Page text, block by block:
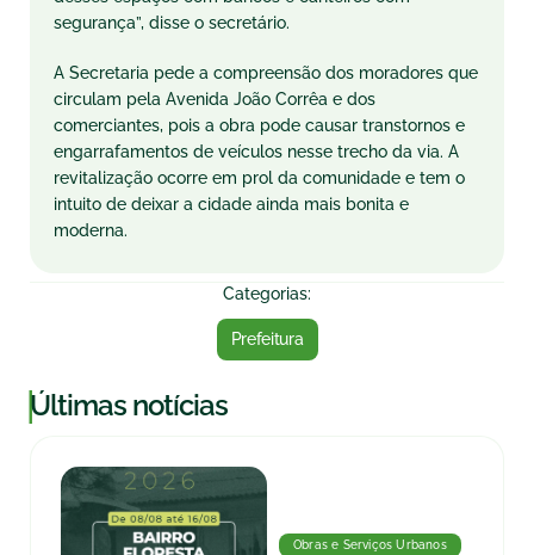
segurança”, disse o secretário.
A Secretaria pede a compreensão dos moradores que
circulam pela Avenida João Corrêa e dos
comerciantes, pois a obra pode causar transtornos e
engarrafamentos de veículos nesse trecho da via. A
revitalização ocorre em prol da comunidade e tem o
intuito de deixar a cidade ainda mais bonita e
moderna.
Categorias:
Prefeitura
|Últimas notícias
Obras e Serviços Urbanos